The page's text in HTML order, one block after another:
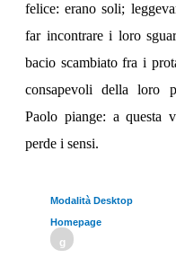
felice: erano soli;
far incontrare i loro
bacio scambiato fra i
consapevoli della loro
Paolo piange: a questa
perde i sensi.
Modalità Desktop
Homepage
g